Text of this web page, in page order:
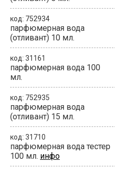
код: 752934
парфюмерная вода
(отливант) 10 мл.
код: 31161
парфюмерная вода 100
мл.
код: 752935
парфюмерная вода
(отливант) 15 мл.
код: 31710
парфюмерная вода тестер
100 мл. инфо